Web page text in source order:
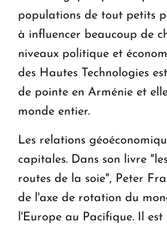
populations de tout petits
à influencer beaucoup de
niveaux politique et
des Hautes Technologies
de pointe en Arménie et
monde entier.
Les relations
capitales. Dans son livre
routes de la soie", Peter
de l'axe de rotation du
l'Europe au Pacifique. Il est